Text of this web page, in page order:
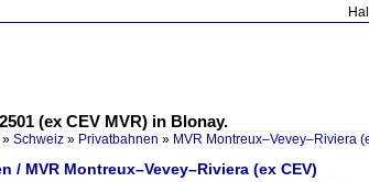
(ex CEV MVR) in Blonay.
» Schweiz » Privatbahnen » MVR Montreux–Vevey–Riviera
/ MVR Montreux–Vevey–Riviera (ex CEV)